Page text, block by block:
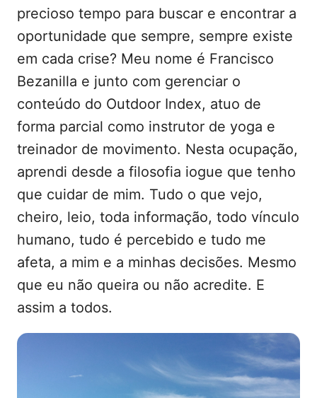
precioso tempo para buscar e encontrar a
oportunidade que sempre, sempre existe
em cada crise? Meu nome é Francisco
Bezanilla e junto com gerenciar o
conteúdo do Outdoor Index, atuo de
forma parcial como instrutor de yoga e
treinador de movimento. Nesta ocupação,
aprendi desde a filosofia iogue que tenho
que cuidar de mim. Tudo o que vejo,
cheiro, leio, toda informação, todo vínculo
humano, tudo é percebido e tudo me
afeta, a mim e a minhas decisões. Mesmo
que eu não queira ou não acredite. E
assim a todos.